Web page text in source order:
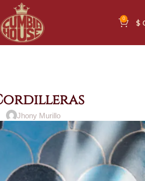
0 $
Jhony Murillo